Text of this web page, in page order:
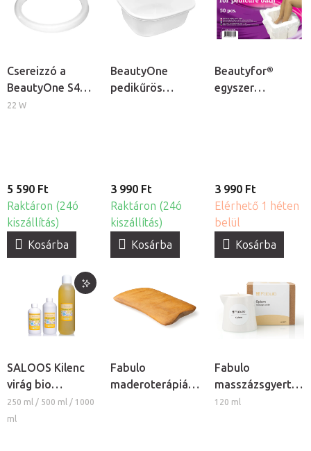
Csereizzó a
BeautyOne S4
kozmetikai
22 W
5 590 Ft
Raktáron (24ó
kiszállítás)
Kosárba
BeautyOne
pedikűrös
3 990 Ft
Raktáron (24ó
kiszállítás)
Kosárba
Beautyfor®
egyszer
3 990 Ft
Elérhető 1 héten
belül
Kosárba
SALOOS Kilenc
virág bio
masszázsolaj és
testolaj
250 ml / 500 ml / 1000
ml
Fabulo
maderoterápiás
Fabulo
masszázsgyertya
- Ópium
120 ml